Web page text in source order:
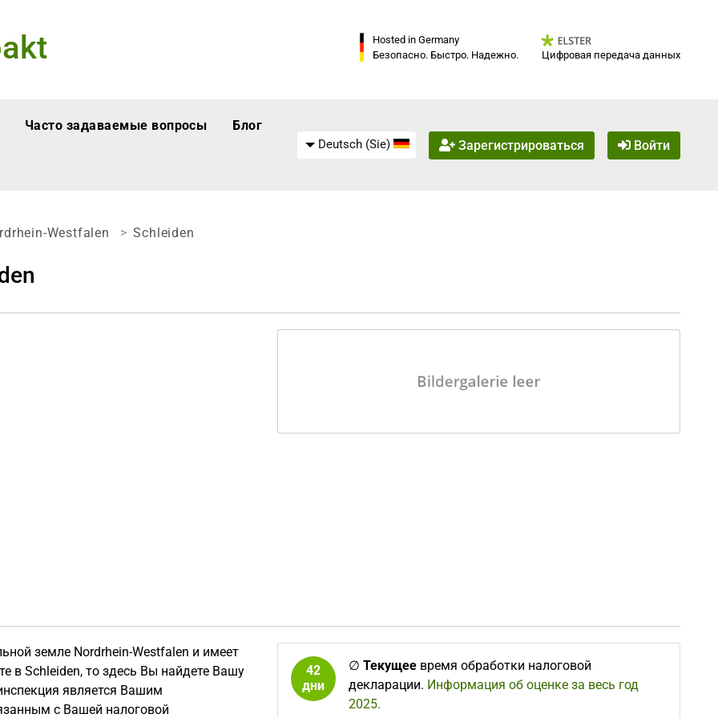
Hosted in Germany
Безопасно. Быстро. Надежно.
Цифровая передача данных
Часто задаваемые вопросы Блог
Deutsch (Sie) Зарегистрироваться Войти
Westfalen Schleiden
земле Nordrhein-Westfalen и имеет
в Schleiden, то здесь Вы найдете Вашу
является Вашим
с Вашей налоговой
42
дни
∅ Текущеевремя обработки налоговой
декларации. Информация об оценке за весь год
2025.